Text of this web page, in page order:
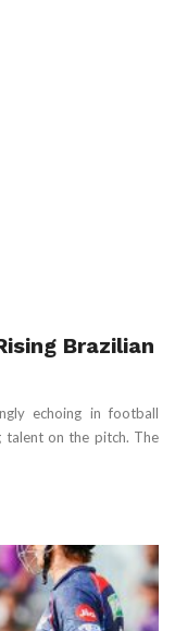
Brazilian
echoing in football
talent on the pitch. The